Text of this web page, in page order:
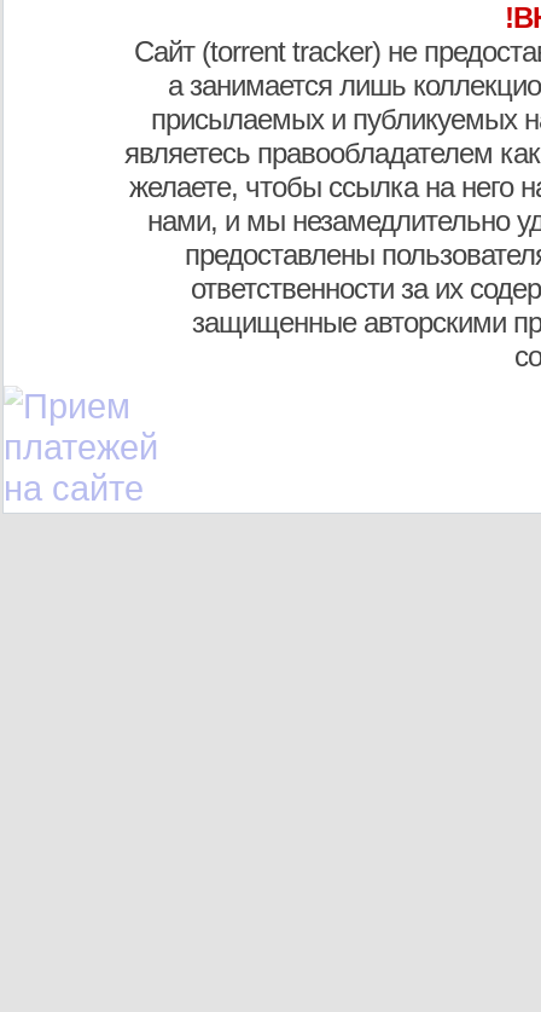
Сайт (torrent tracker) не
а занимается лишь
присылаемых и публикуемых
являетесь правообладателем
желаете, чтобы ссылка на него
нами, и мы незамедлительно
предоставлены
ответственности за их
защищенные авторскими